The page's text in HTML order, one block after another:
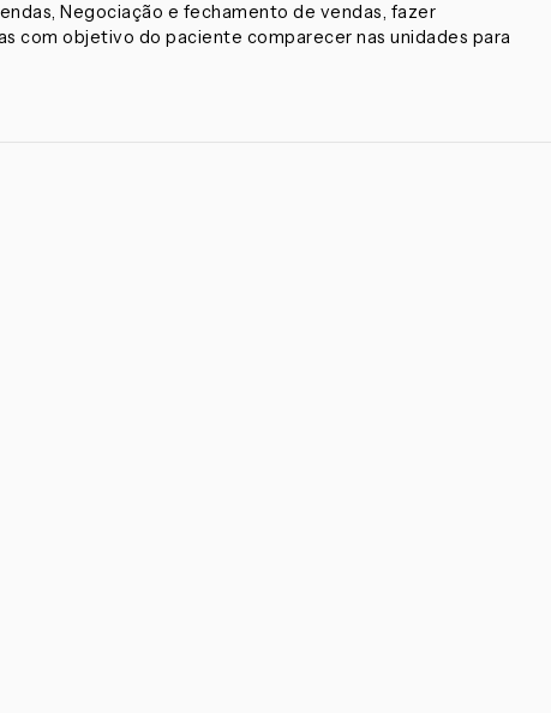
Negociação e fechamento de vendas, fazer
com objetivo do paciente comparecer nas unidades para